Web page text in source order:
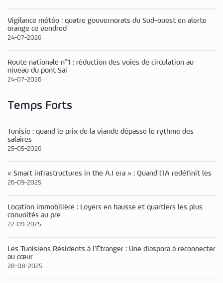
Vigilance météo : quatre gouvernorats du Sud-ouest en alerte
orange ce vendred
24-07-2026
Route nationale n°1 : réduction des voies de circulation au
niveau du pont Sai
24-07-2026
Temps Forts
Tunisie : quand le prix de la viande dépasse le rythme des
salaires
25-05-2026
« Smart infrastructures in the A.I era » : Quand l’IA redéfinit les
26-09-2025
Location immobilière : Loyers en hausse et quartiers les plus
convoités au pre
22-09-2025
Les Tunisiens Résidents à l’Étranger : Une diaspora à reconnecter
au cœur
28-08-2025